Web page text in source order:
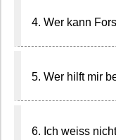
4. Wer kann
5. Wer hilft mir
6. Ich weiss